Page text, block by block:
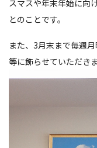
スマスや年末年始に向
とのことです。
また、3月末まで毎週
等に飾らせていただき